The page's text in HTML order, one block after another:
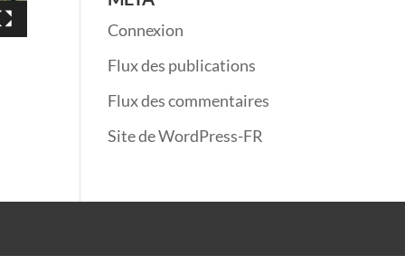
Connexion
Flux des publications
Flux des commentaires
Site de WordPress-FR